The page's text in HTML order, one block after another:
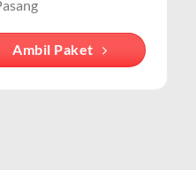
IndiHome , meskipun
Ambil Paket